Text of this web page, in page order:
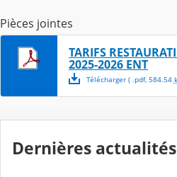
Pièces jointes
TARIFS
2025-2026 ENT
Télécharger( .pdf, 584.54
Dernières actualités